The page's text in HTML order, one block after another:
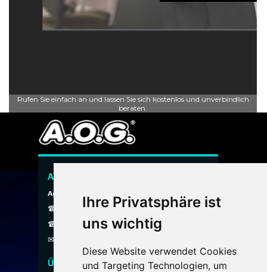
Ihre Privatsphäre ist
uns wichtig
Diese Website verwendet Cookies
und Targeting Technologien, um
Rufen Sie einfach an und lassen Sie sich kostenlos und unverbindlich
beraten.
A.O.G. Hauspersonal Agentur
Agentur ohne Grenzen
☎ 089 / 299 900
☎ 0800 / 40 200 30
✉
Über uns